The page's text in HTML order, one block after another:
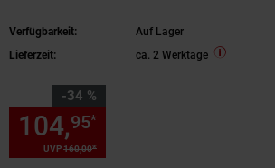
Verfügbarkeit:
Auf Lager
Lieferzeit:
ca. 2 Werktage
-34 %
Sie Sparen 34 Prozent,
UVP160,00*
104,95*